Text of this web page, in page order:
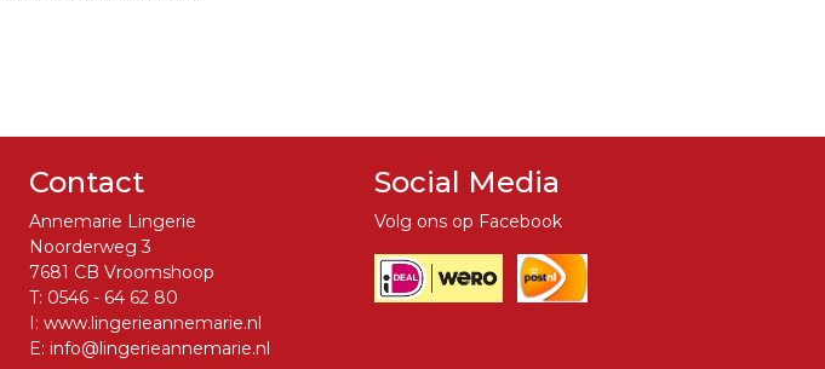
Contact
Annemarie Lingerie
Noorderweg 3
7681 CB Vroomshoop
T: 0546 - 64 62 80
I: www.lingerieannemarie.nl
E: info@lingerieannemarie.nl
Social Media
Volg ons op Facebook